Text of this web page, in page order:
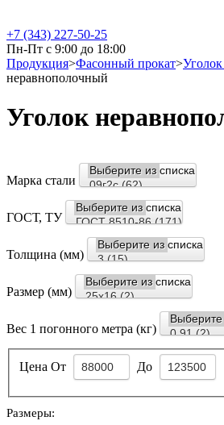
+7 (343) 227-50-25
Пн-Пт с 9:00 до 18:00
Продукция>Фасонный прокат>Уголок
неравнополочный
Уголок
Марка стали
ГОСТ, ТУ
Толщина (мм)
Размер (мм)
Вес 1 погонного метра (кг)
Цена От До
Размеры: